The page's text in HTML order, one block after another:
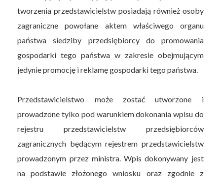
tworzenia przedstawicielstw posiadają również osoby
zagraniczne powołane aktem właściwego organu
państwa siedziby przedsiębiorcy do promowania
gospodarki tego państwa w zakresie obejmującym
jedynie promocję i reklamę gospodarki tego państwa.
Przedstawicielstwo może zostać utworzone i
prowadzone tylko pod warunkiem dokonania wpisu do
rejestru przedstawicielstw przedsiębiorców
zagranicznych będącym rejestrem przedstawicielstw
prowadzonym przez ministra. Wpis dokonywany jest
na podstawie złożonego wniosku oraz zgodnie z